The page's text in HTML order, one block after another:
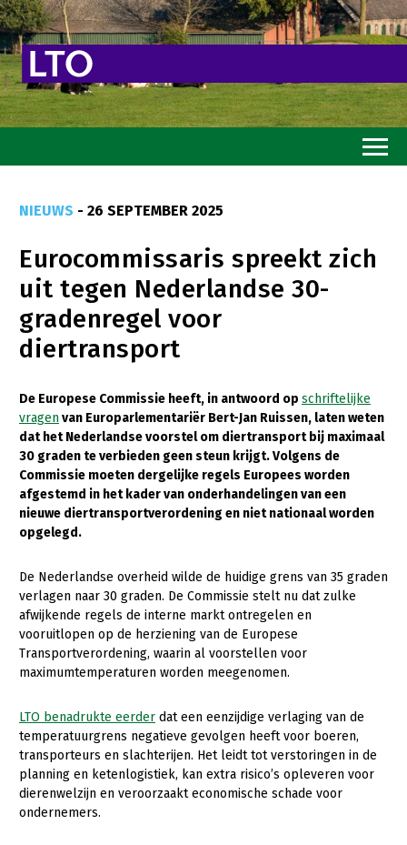
Goed eten
Mooi groen
Sterk ondernemerschap
Transitiepaden
Thema’s
Gezonde planten
Gezonde dieren
Natuur, klimaat en energie
Bodem en water
Platteland en omgeving
Mens, ondernemerschap en onderwijs
Internationaal
Sectoren
Dier
Biologische Landbouw
Geitenhouderij
Kalverhouderij
Plant
Akkerbouw
Biologische Landbouw
Multifunctionele landbouw
Multifunctioneel
Onderwerpen
NIEUWS - 26 SEPTEMBER 2025
Eurocommissaris spreekt zich
uit tegen Nederlandse 30-
gradenregel voor
diertransport
De Europese Commissie heeft, in antwoord op schriftelijke
vragenvan Europarlementariër Bert-Jan Ruissen, laten weten
dat het Nederlandse voorstel om diertransport bij maximaal
30 graden te verbieden geen steun krijgt. Volgens de
Commissie moeten dergelijke regels Europees worden
afgestemd in het kader van onderhandelingen van een
nieuwe diertransportverordening en niet nationaal worden
opgelegd.
De Nederlandse overheid wilde de huidige grens van 35 graden
verlagen naar 30 graden. De Commissie stelt nu dat zulke
afwijkende regels de interne markt ontregelen en
vooruitlopen op de herziening van de Europese
Transportverordening, waarin al voorstellen voor
maximumtemperaturen worden meegenomen.
LTO benadrukte eerder dat een eenzijdige verlaging van de
temperatuurgrens negatieve gevolgen heeft voor boeren,
transporteurs en slachterijen. Het leidt tot verstoringen in de
planning en ketenlogistiek, kan extra risico’s opleveren voor
dierenwelzijn en veroorzaakt economische schade voor
ondernemers.